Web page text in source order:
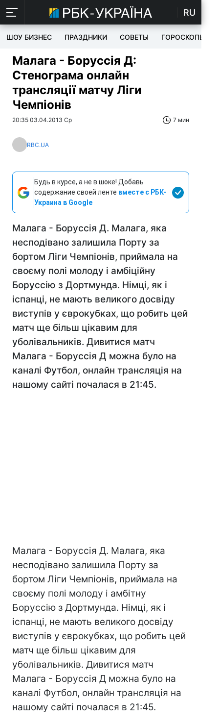
RU
ШОУ БИЗНЕС ПРАЗДНИКИ СОВЕТЫ ГОРОСКОПЫ
Малага - Боруссія Д:
Стенограма онлайн
трансляції матчу Ліги
Чемпіонів
20:35 03.04.2013 Ср 7 мин
RBC.UA
Будь в курсе, а не в шоке! Добавь
содержание своей ленте вместе с РБК-
Украина в Google
Малага - Боруссія Д. Малага, яка
несподівано залишила Порту за
бортом Ліги Чемпіонів, приймала на
своєму полі молоду і амбіційну
Боруссію з Дортмунда. Німці, як і
іспанці, не мають великого досвіду
виступів у єврокубках, що робить цей
матч ще більш цікавим для
уболівальників. Дивитися матч
Малага - Боруссія Д можна було на
каналі Футбол, онлайн трансляція на
нашому сайті почалася в 21:45.
Малага - Боруссія Д. Малага, яка
несподівано залишила Порту за
бортом Ліги Чемпіонів, приймала на
своєму полі молоду і амбітну
Боруссію з Дортмунда. Німці, як і
іспанці, не мають великого досвіду
виступів у єврокубках, що робить цей
матч ще більш цікавим для
уболівальників. Дивитися матч
Малага - Боруссія Д можна було на
каналі Футбол, онлайн трансляція на
нашому сайті почалася в 21:45.